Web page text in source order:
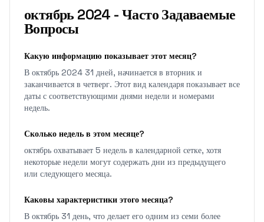
октябрь 2024 -Часто Задаваемые
Вопросы
Какую информацию показывает этот месяц?
В октябрь 2024 31 дней, начинается в вторник и
заканчивается в четверг. Этот вид календаря показывает все
даты с соответствующими днями недели и номерами
недель.
Сколько недель в этом месяце?
октябрь охватывает 5 недель в календарной сетке, хотя
некоторые недели могут содержать дни из предыдущего
или следующего месяца.
Каковы характеристики этого месяца?
В октябрь 31 день, что делает его одним из семи более